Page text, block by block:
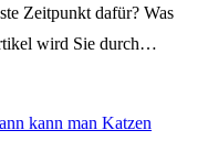
Zeitpunkt dafür? Was
wird Sie durch…